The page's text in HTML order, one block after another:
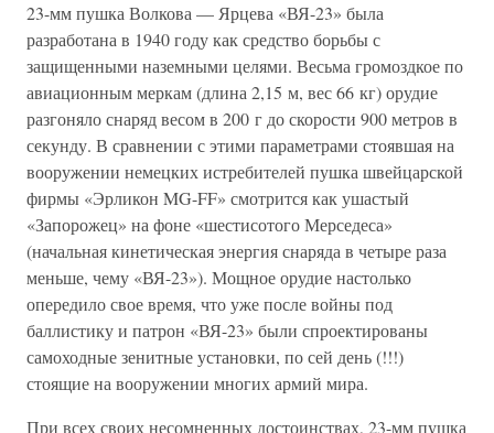
23-мм пушка Волкова — Ярцева «ВЯ-23» была
разработана в 1940 году как средство борьбы с
защищенными наземными целями. Весьма громоздкое по
авиационным меркам (длина 2,15 м, вес 66 кг) орудие
разгоняло снаряд весом в 200 г до скорости 900 метров в
секунду. В сравнении с этими параметрами стоявшая на
вооружении немецких истребителей пушка швейцарской
фирмы «Эрликон MG-FF» смотрится как ушастый
«Запорожец» на фоне «шестисотого Мерседеса»
(начальная кинетическая энергия снаряда в четыре раза
меньше, чему «ВЯ-23»). Мощное орудие настолько
опередило свое время, что уже после войны под
баллистику и патрон «ВЯ-23» были спроектированы
самоходные зенитные установки, по сей день (!!!)
стоящие на вооружении многих армий мира.
При всех своих несомненных достоинствах, 23-мм пушка